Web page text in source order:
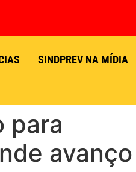
SINDPREV NA MÍDIA
para
avanço